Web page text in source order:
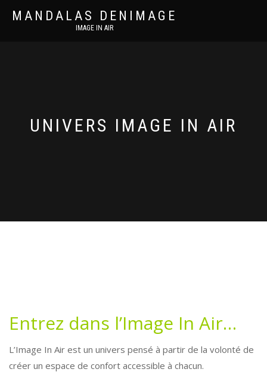
MANDALAS DENIMAGE
IMAGE IN AIR
UNIVERS IMAGE IN AIR
Entrez dans l’Image In Air…
L’Image In Air est un univers pensé à partir de la volonté de
créer un espace de confort accessible à chacun.